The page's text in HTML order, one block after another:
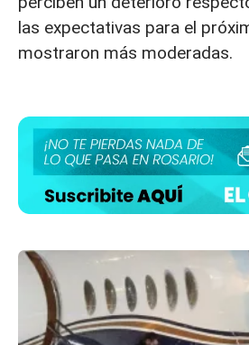
las expectativas para el
mostraron más moderadas.